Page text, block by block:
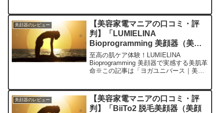
コミです。コンパクトながらパワフルな
美顔器...
美顔器のレビュー
【美容家電マニアの口コミ・評
判】「LUMIELINA
Bioprogramming 美顔器（美顔
器／スチーマー）」を実際に使っ
てみた正直感想
至高の肌ケア体験！LUMIELINA
Bioprogramming 美顔器で実感する美肌革
命※この記事は「ヨガユニバース｜美容
今日、編集部が紹介したいのが
「LUMIEL...
美顔器のレビュー
【美容家電マニアの口コミ・評
判】「BiiTo2 脱毛美顔器（美顔